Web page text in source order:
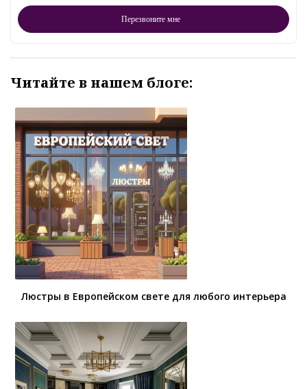
Читайте в нашем блоге:
Люстры в Европейском свете для любого интерьера